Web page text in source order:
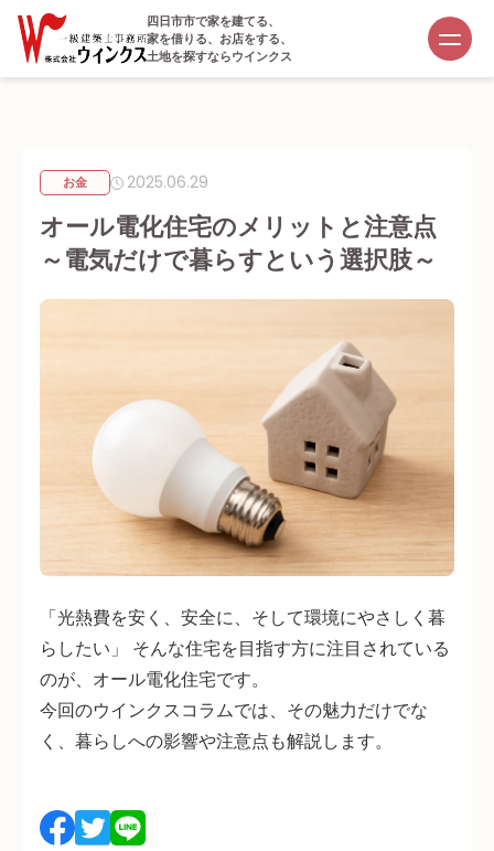
四日市市で家を建てる、
家を借りる、お店をする、
土地を探すならウインクス
お金 2025.06.29
オール電化住宅のメリットと注意点
～電気だけで暮らすという選択肢～
「光熱費を安く、安全に、そして環境にやさしく暮
らしたい」 そんな住宅を目指す方に注目されている
のが、オール電化住宅です。
今回のウインクスコラムでは、その魅力だけでな
く、暮らしへの影響や注意点も解説します。